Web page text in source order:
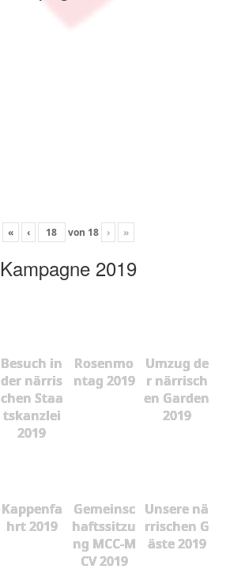
« ‹ von 18 › »
Kampagne 2019
Besuch in
der närris
chen Staa
tskanzlei
2019
Rosenmo
ntag 2019
Umzug de
r närrisch
en Garden
2019
Kappenfa
hrt 2019
Gemeinsc
haftssitzu
ng MCC-M
CV 2019
Unsere nä
rrischen G
äste 2019